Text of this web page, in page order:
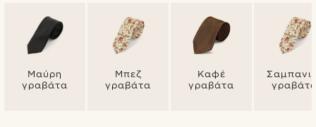
Μαύρη
γραβάτα
Μπεζ
γραβάτα
Καφέ
γραβάτα